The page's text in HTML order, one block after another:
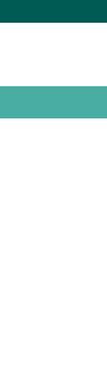
to